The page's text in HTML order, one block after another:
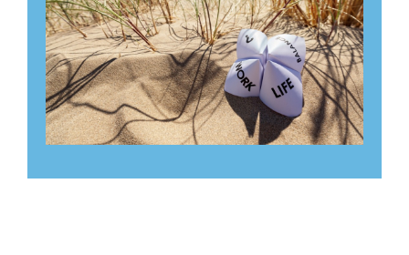
Particulieren
Klik hier voor ons aanbod voor
particulieren